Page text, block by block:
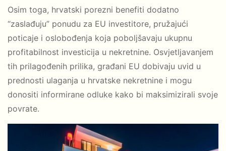
Osim toga, hrvatski porezni benefiti dodatno
“zaslađuju” ponudu za EU investitore, pružajući
poticaje i oslobođenja koja poboljšavaju ukupnu
profitabilnost investicija u nekretnine. Osvjetljavanjem
tih prilagođenih prilika, građani EU dobivaju uvid u
prednosti ulaganja u hrvatske nekretnine i mogu
donositi informirane odluke kako bi maksimizirali svoje
povrate.